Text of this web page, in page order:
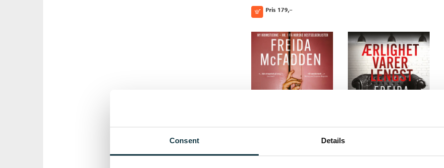
Consent Details
Pris 179,–
Kjøp